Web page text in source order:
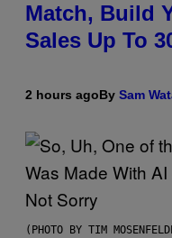
Match, Build
Sales Up To
2 hours agoBy Sam
(PHOTO BY TIM